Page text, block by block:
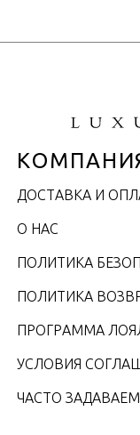
ДОСТАВКА И
О НАС
ПОЛИТИКА
ПОЛИТИКА
ПРОГРАММА
УСЛОВИЯ
ЧАСТО